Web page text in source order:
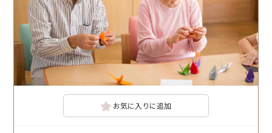
お気に入りに追加